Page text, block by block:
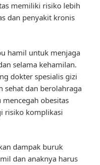
memiliki risiko lebih
dan penyakit kronis
hamil untuk menjaga
selama kehamilan.
dokter spesialis gizi
sehat dan berolahraga
obesitas
risiko komplikasi
dampak buruk
dan anaknya harus